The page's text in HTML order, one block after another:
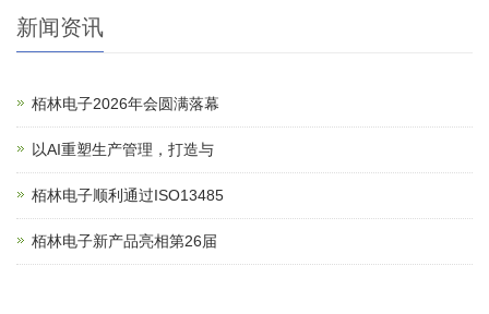
新闻资讯
栢林电子2026年会圆满落幕
以AI重塑生产管理，打造与
栢林电子顺利通过ISO13485
栢林电子新产品亮相第26届